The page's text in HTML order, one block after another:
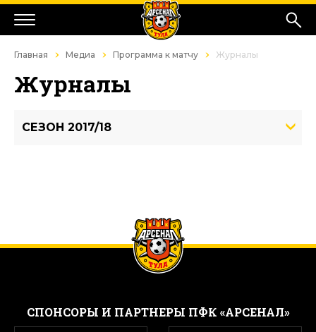
Главная Медиа Программа к матчу Журналы
Журналы
СЕЗОН 2017/18
CПОНСОРЫ И ПАРТНЕРЫ ПФК «АРСЕНАЛ»